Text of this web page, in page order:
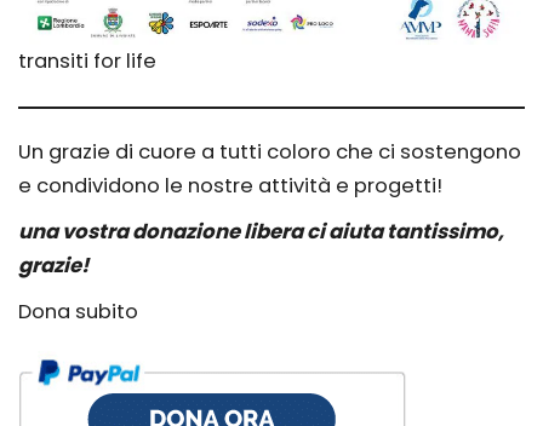
transiti for life
Un grazie di cuore a tutti coloro che ci sostengono
e condividono le nostre attività e progetti!
una vostra donazione libera ci aiuta tantissimo,
grazie!
Dona subito